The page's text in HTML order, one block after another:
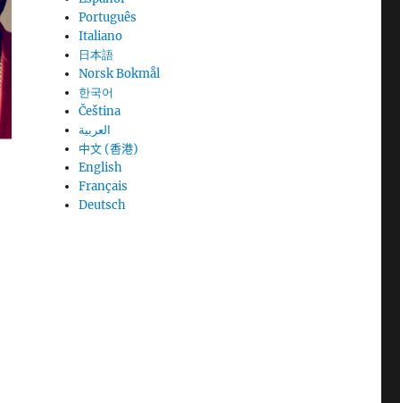
Português
Italiano
日本語
Norsk Bokmål
한국어
Čeština
العربية
中文 (香港)
English
Français
Deutsch